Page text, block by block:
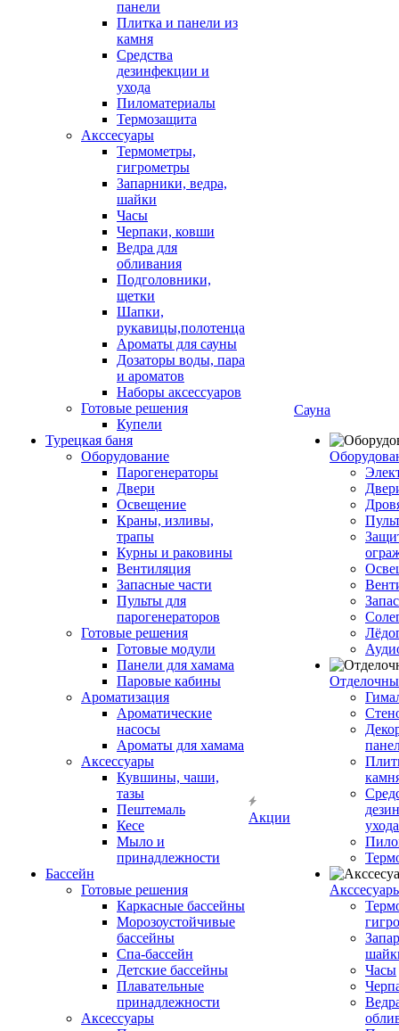
панели
Плитка и панели из
камня
Средства
дезинфекции и
ухода
Пиломатериалы
Термозащита
Аксcесуары
Термометры,
гигрометры
Запарники, ведра,
шайки
Часы
Черпаки, ковши
Ведра для
обливания
Подголовники,
щетки
Шапки,
рукавицы,полотенца
Ароматы для сауны
Дозаторы воды, пара
и ароматов
Наборы аксессуаров
Готовые решения
Купели
Турецкая баня
Оборудование
Парогенераторы
Двери
Освещение
Краны, изливы,
трапы
Курны и раковины
Вентиляция
Запасные части
Пульты для
парогенераторов
Готовые решения
Готовые модули
Панели для хамама
Паровые кабины
Ароматизация
Ароматические
насосы
Ароматы для хамама
Аксессуары
Кувшины, чаши,
тазы
Пештемаль
Кесе
Мыло и
принадлежности
Бассейн
Готовые решения
Каркасные бассейны
Морозоустойчивые
бассейны
Спа-бассейн
Детские бассейны
Плавательные
принадлежности
Аксессуары
Акции
Сауна
ухода
Часы